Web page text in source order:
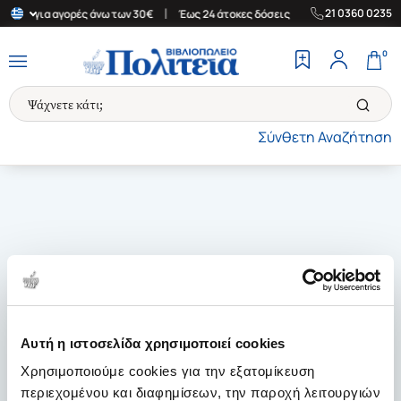
Αυτή η ιστοσελίδα χρησιμοποιεί cookies
Χρησιμοποιούμε cookies για την εξατομίκευση
περιεχομένου και διαφημίσεων, την παροχή λειτουργιών
για αγορές άνω των 30€ Έως 24 άτοκες δόσεις | Δωρεάν
21 0360 0235
Σύνθετη Αναζήτηση
0